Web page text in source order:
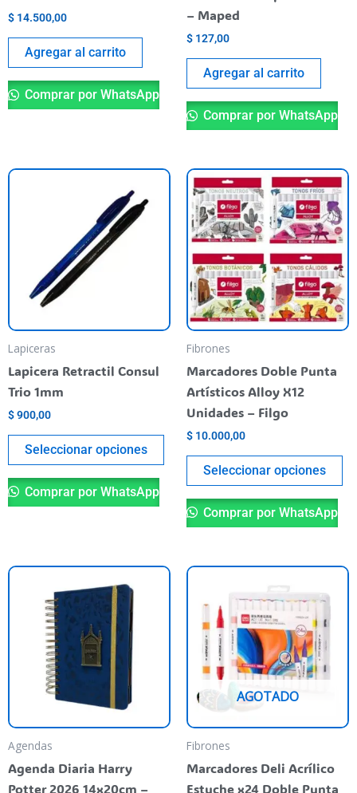
$ 14.500,00
Agregar al carrito
Comprar por WhatsApp
– Maped
$ 127,00
Agregar al carrito
Comprar por WhatsApp
Lapiceras
Lapicera Retractil Consul
Trio 1mm
$900,00
Seleccionar opciones
Este
producto
tiene
varias
variantes.
opciones
se
pueden
elegir
página
producto
Comprar por WhatsApp
Fibrones
Marcadores Doble Punta
Artísticos Alloy X12
Unidades – Filgo
$ 10.000,00
Seleccionar opciones
se
Comprar por WhatsApp
Agendas
Agenda Diaria Harry
Potter 2026 14x20cm –
AGOTADO
Fibrones
Marcadores Deli Acrílico
Estuche x24 Doble Punta